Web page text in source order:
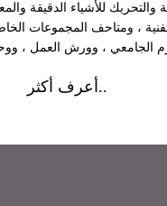
والتحريك للأشياء الدقيقة
، ومتاحف المجموعات
أعرف أكثر..